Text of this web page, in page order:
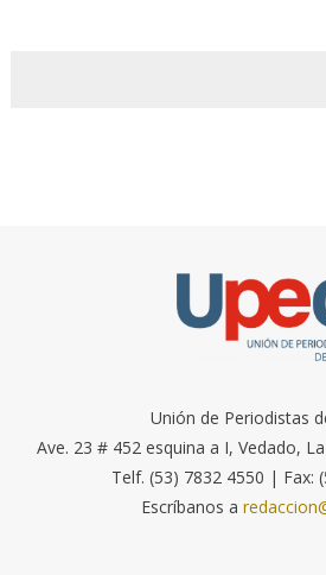
Unión de Periodistas
Ave. 23 # 452 esquina a I, Vedado,
Telf. (53) 7832 4550 | Fax:
Escríbanos a